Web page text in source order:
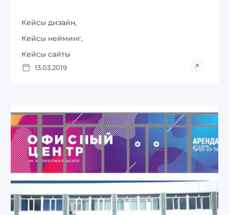
Кейсы дизайн,
Кейсы нейминг,
Кейсы сайты
13.03.2019